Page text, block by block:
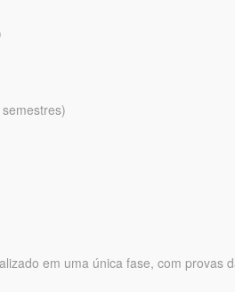
em uma única fase, com